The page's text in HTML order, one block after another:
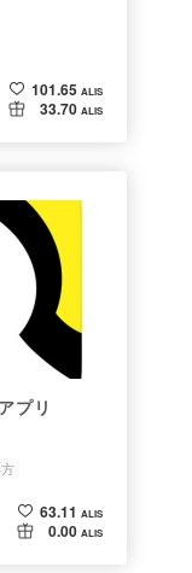
101.65 ALIS
33.70 ALIS
プリ
63.11 ALIS
0.00 ALIS